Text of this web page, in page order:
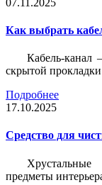
Как выбрать
Кабель-канал
скрытой
Подробнее
17.10.2025
Средство для
предметы